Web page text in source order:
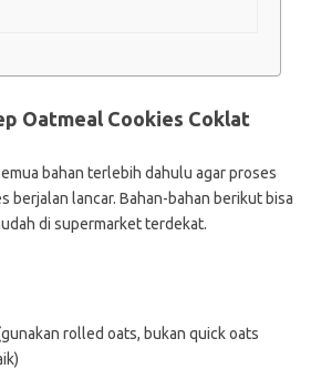
Oatmeal Cookies Coklat
bahan terlebih dahulu agar proses
berjalan lancar. Bahan-bahan berikut bisa
di supermarket terdekat.
rolled oats, bukan quick oats